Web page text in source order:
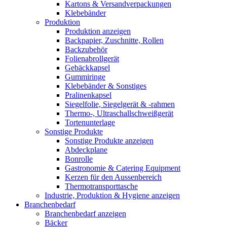
Kartons & Versandverpackungen
Klebebänder
Produktion
Produktion anzeigen
Backpapier, Zuschnitte, Rollen
Backzubehör
Folienabrollgerät
Gebäckkapsel
Gummiringe
Klebebänder & Sonstiges
Pralinenkapsel
Siegelfolie, Siegelgerät & -rahmen
Thermo-, Ultraschallschweißgerät
Tortenunterlage
Sonstige Produkte
Sonstige Produkte anzeigen
Abdeckplane
Bonrolle
Gastronomie & Catering Equipment
Kerzen für den Aussenbereich
Thermotransporttasche
Industrie, Produktion & Hygiene anzeigen
Branchenbedarf
Branchenbedarf anzeigen
Bäcker